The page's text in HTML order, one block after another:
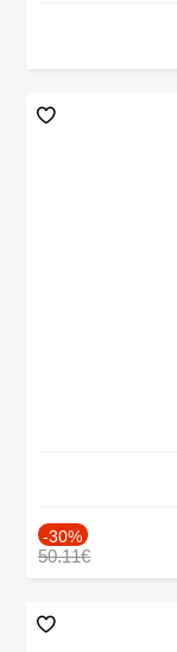
-30%
50.11€